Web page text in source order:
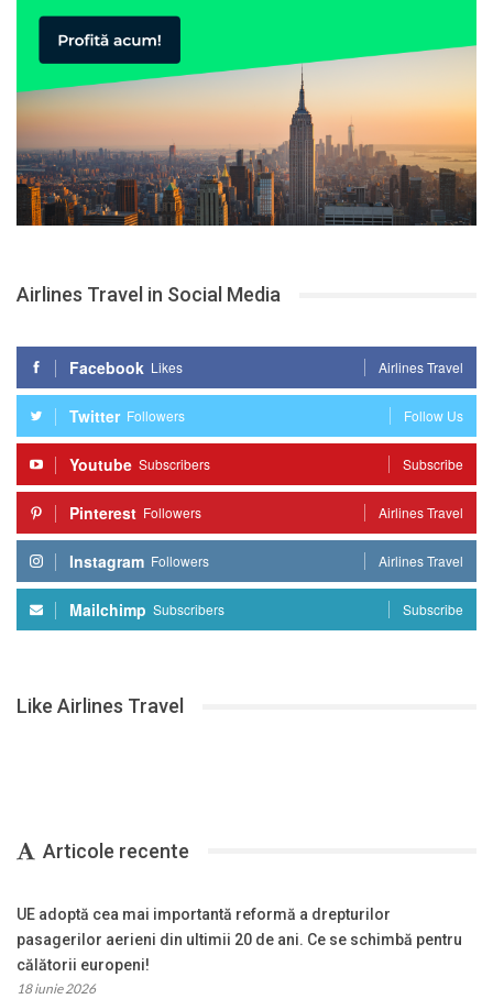
Airlines Travel in Social Media
Facebook Likes Airlines Travel
Twitter Followers Follow Us
Youtube Subscribers Subscribe
Pinterest Followers Airlines Travel
Instagram Followers Airlines Travel
Mailchimp Subscribers Subscribe
Like Airlines Travel
Articole recente
UE adoptă cea mai importantă reformă a drepturilor
pasagerilor aerieni din ultimii 20 de ani. Ce se schimbă pentru
călătorii europeni!
18 iunie 2026